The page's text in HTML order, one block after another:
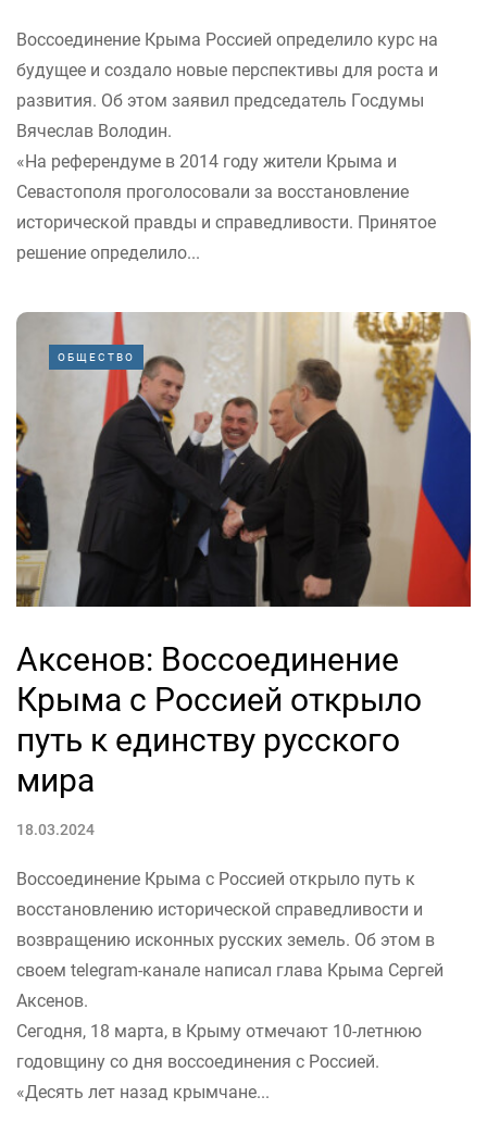
Воссоединение Крыма Россией определило курс на
будущее и создало новые перспективы для роста и
развития. Об этом заявил председатель Госдумы
Вячеслав Володин.
«На референдуме в 2014 году жители Крыма и
Севастополя проголосовали за восстановление
исторической правды и справедливости. Принятое
решение определило...
ОБЩЕСТВО
Аксенов: Воссоединение
Крыма с Россией открыло
путь к единству русского
мира
18.03.2024
Воссоединение Крыма с Россией открыло путь к
восстановлению исторической справедливости и
возвращению исконных русских земель. Об этом в
своем telegram-канале написал глава Крыма Сергей
Аксенов.
Сегодня, 18 марта, в Крыму отмечают 10-летнюю
годовщину со дня воссоединения с Россией.
«Десять лет назад крымчане...